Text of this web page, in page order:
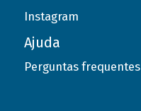
Instagram
Ajuda
Perguntas frequentes